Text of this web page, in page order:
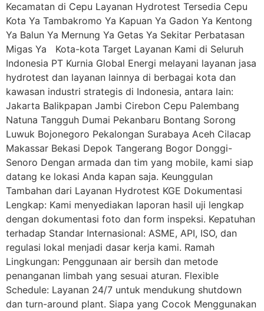
Kecamatan di Cepu Layanan Hydrotest Tersedia Cepu
Kota Ya Tambakromo Ya Kapuan Ya Gadon Ya Kentong
Ya Balun Ya Mernung Ya Getas Ya Sekitar Perbatasan
Migas Ya Kota-kota Target Layanan Kami di Seluruh
Indonesia PT Kurnia Global Energi melayani layanan jasa
hydrotest dan layanan lainnya di berbagai kota dan
kawasan industri strategis di Indonesia, antara lain:
Jakarta Balikpapan Jambi Cirebon Cepu Palembang
Natuna Tangguh Dumai Pekanbaru Bontang Sorong
Luwuk Bojonegoro Pekalongan Surabaya Aceh Cilacap
Makassar Bekasi Depok Tangerang Bogor Donggi-
Senoro Dengan armada dan tim yang mobile, kami siap
datang ke lokasi Anda kapan saja. Keunggulan
Tambahan dari Layanan Hydrotest KGE Dokumentasi
Lengkap: Kami menyediakan laporan hasil uji lengkap
dengan dokumentasi foto dan form inspeksi. Kepatuhan
terhadap Standar Internasional: ASME, API, ISO, dan
regulasi lokal menjadi dasar kerja kami. Ramah
Lingkungan: Penggunaan air bersih dan metode
penanganan limbah yang sesuai aturan. Flexible
Schedule: Layanan 24/7 untuk mendukung shutdown
dan turn-around plant. Siapa yang Cocok Menggunakan